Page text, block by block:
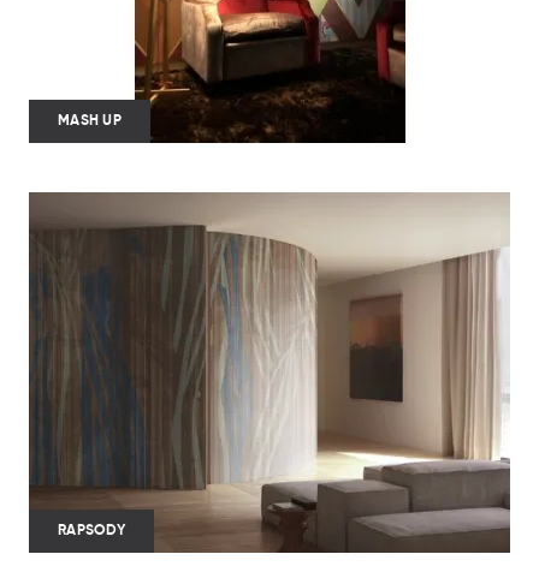
MASH UP
RAPSODY